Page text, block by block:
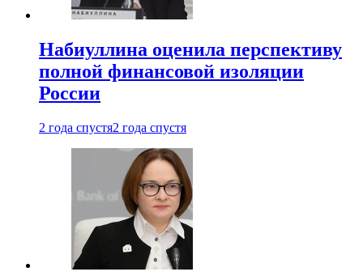
Набиуллина оценила перспективу
полной финансовой изоляции
России
2 года спустя2 года спустя